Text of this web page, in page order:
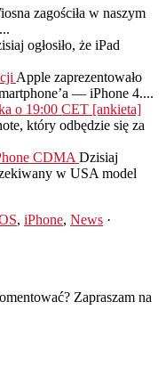
zagościła w naszym
ogłosiło, że iPad
Apple zaprezentowało
— iPhone 4....
o 19:00 CET [ankieta]
który odbędzie się za
CDMA Dzisiaj
w USA model
, iPhone, News ·
Zapraszam na